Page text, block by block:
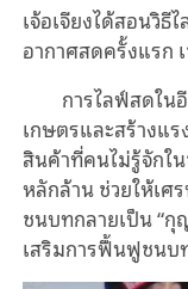
เจ้อเจียงได้สอนวิ
อากาศสดครั้งแรก
การไลฟ์สดใน
เกษตรและสร้างแร
สินค้าที่คนไม่รู้จักใ
หลักล้าน ช่วยให้เศ
ชนบทกลายเป็น “กุ
เสริมการฟื้นฟูชนบ